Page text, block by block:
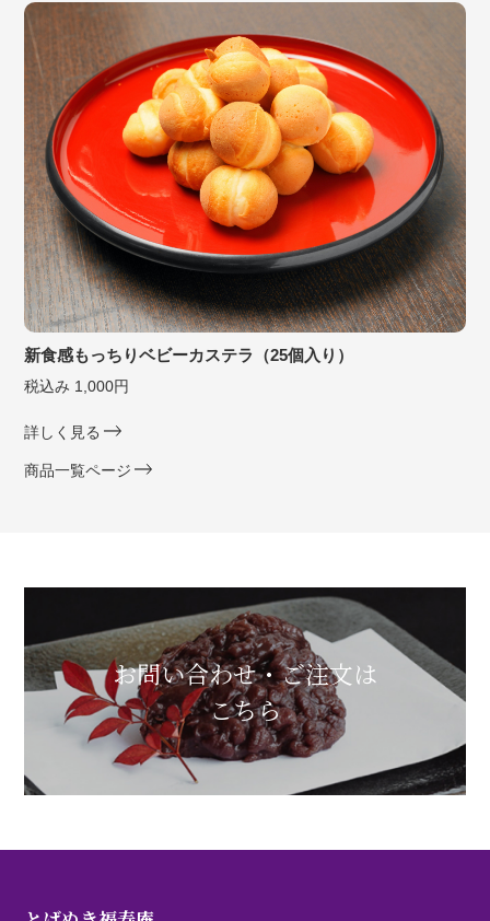
新食感もっちりベビーカステラ（25個入り）
税込み 1,000円
詳しく見る
商品一覧ページ
お問い合わせ・ご注文は
こちら